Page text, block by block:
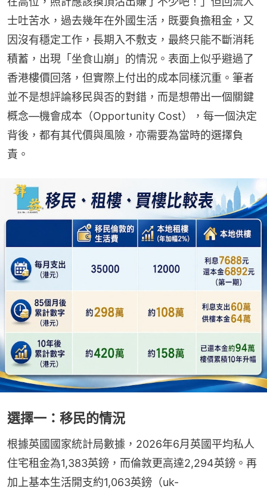
士吐苦水，過去幾年在外國生活，既要負擔租金，又
因沒有穩定工作，長期入不敷支，最終只能不斷消耗
積蓄，出現「坐食山崩」的情況。表面上似乎避過了
香港樓價回落，但實際上付出的成本同樣沉重。筆者
並不是想評論移民與否的對錯，而是想帶出一個關鍵
概念—機會成本（Opportunity Cost），每一個決定
背後，都有其代價與風險，亦需要為當時的選擇負
責。
選擇一：移民的情況
根據英國國家統計局數據，2026年6月英國平均私人
住宅租金為1,383英鎊，而倫敦更高達2,294英鎊。再
加上基本生活開支約1,063英鎊（uk-